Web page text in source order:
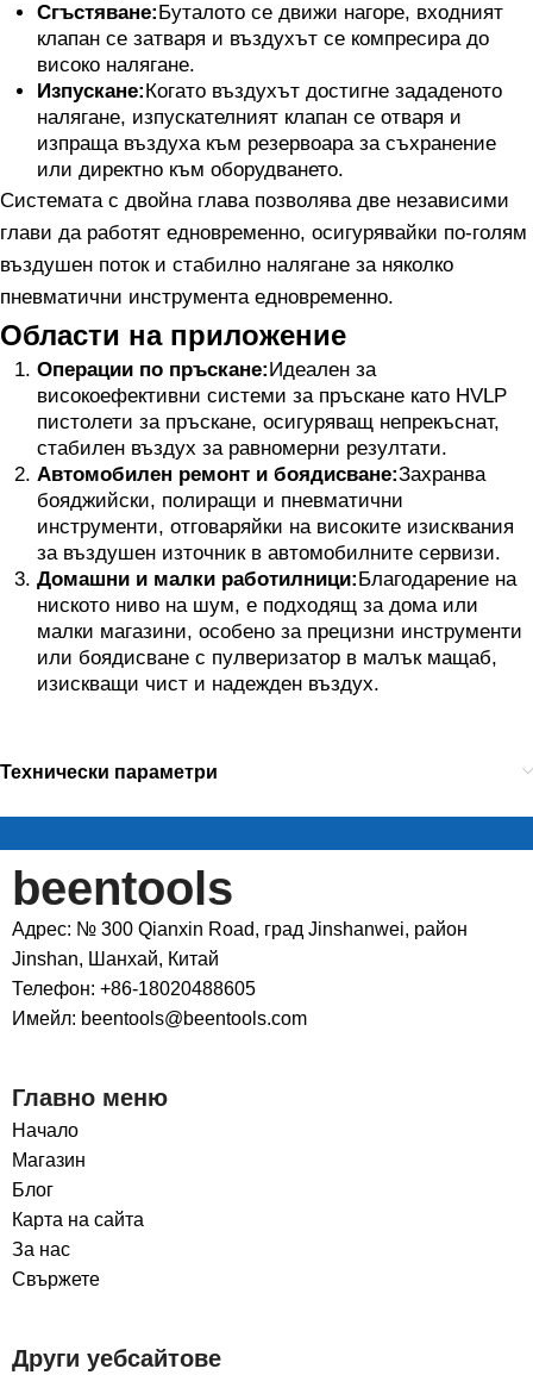
Сгъстяване:Буталото се движи нагоре, входният
клапан се затваря и въздухът се компресира до
високо налягане.
Изпускане:Когато въздухът достигне зададеното
налягане, изпускателният клапан се отваря и
изпраща въздуха към резервоара за съхранение
или директно към оборудването.
Системата с двойна глава позволява две независими
глави да работят едновременно, осигурявайки по-голям
въздушен поток и стабилно налягане за няколко
пневматични инструмента едновременно.
Области на приложение
Операции по пръскане:Идеален за
високоефективни системи за пръскане като HVLP
пистолети за пръскане, осигуряващ непрекъснат,
стабилен въздух за равномерни резултати.
Автомобилен ремонт и боядисване:Захранва
бояджийски, полиращи и пневматични
инструменти, отговаряйки на високите изисквания
за въздушен източник в автомобилните сервизи.
Домашни и малки работилници:Благодарение на
ниското ниво на шум, е подходящ за дома или
малки магазини, особено за прецизни инструменти
или боядисване с пулверизатор в малък мащаб,
изискващи чист и надежден въздух.
Технически параметри
beentools
Адрес: № 300 Qianxin Road, град Jinshanwei, район
Jinshan, Шанхай, Китай
Телефон: +86-18020488605
Имейл: beentools@beentools.com
Главно меню
Начало
Магазин
Блог
Карта на сайта
За нас
Свържете
Други уебсайтове